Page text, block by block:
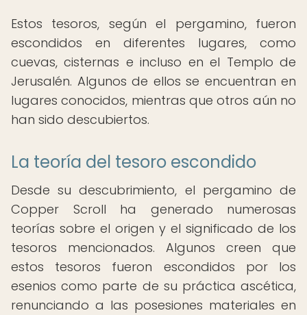
Estos tesoros, según el pergamino, fueron
escondidos en diferentes lugares, como
cuevas, cisternas e incluso en el Templo de
Jerusalén. Algunos de ellos se encuentran en
lugares conocidos, mientras que otros aún no
han sido descubiertos.
La teoría del tesoro escondido
Desde su descubrimiento, el pergamino de
Copper Scroll ha generado numerosas
teorías sobre el origen y el significado de los
tesoros mencionados. Algunos creen que
estos tesoros fueron escondidos por los
esenios como parte de su práctica ascética,
renunciando a las posesiones materiales en